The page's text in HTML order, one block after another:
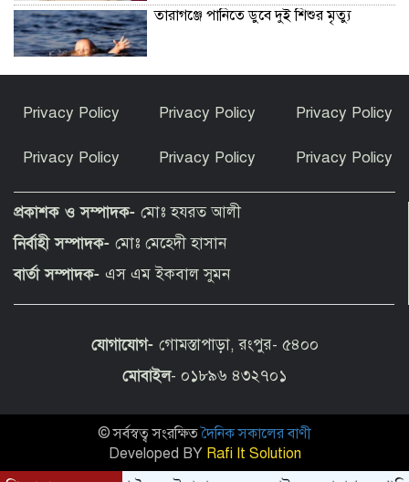
তারাগঞ্জে পানিতে ডুবে দুই শিশুর মৃত্যু
কমিটির শপথ গ্রহণ
‘রংপুর ডায়েরি’
বোচাগঞ্জে জমি দখল ও স্ট্যাম্পে স্বাক্ষরের
অভিযোগে সংবাদ সম্মেলন
সৈয়দপুর ক্যান্টনমেন্ট পাবলিক স্কুল ও
কলেজের ১৩ শিক্ষার্থীর প্রতিনিধিত্ব করার
গৌরব অর্জন
গণমাধ্যম শক্তিশালী হলেই গণতন্ত্র শক্তিশালী
হবে : স্থানীয় সরকারমন্ত্রী
Privacy Policy Privacy Policy Privacy Policy
Privacy Policy Privacy Policy Privacy Policy
প্রকাশক ও সম্পাদক- মোঃ হযরত আলী
নির্বাহী সম্পাদক- মোঃ মেহেদী হাসান
বার্তা সম্পাদক- এস এম ইকবাল সুমন
যোগাযোগ- গোমস্তাপাড়া, রংপুর- ৫৪০০
মোবাইল- ০১৮৯৬ ৪৩২৭০১
© সর্বস্বত্ব সংরক্ষিতদৈনিক সকালের বাণী
Developed BY Rafi It Solution